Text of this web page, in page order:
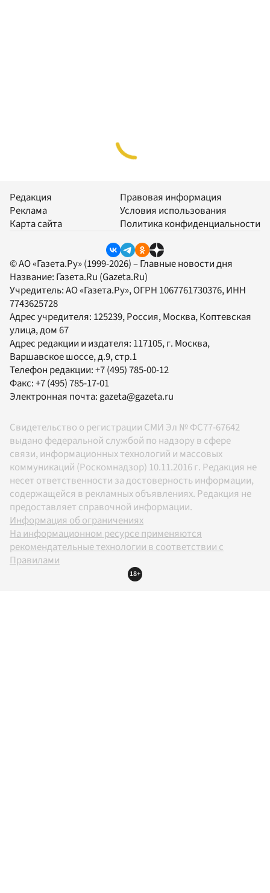
Редакция
Реклама
Карта сайта
Правовая информация
Условия использования
Политика конфиденциальности
© АО «Газета.Ру» (1999-2026) – Главные новости дня
Название: Газета.Ru (Gazeta.Ru)
Учредитель:АО «Газета.Ру», ОГРН 1067761730376, ИНН
7743625728
Адрес учредителя: 125239, Россия, Москва, Коптевская
улица, дом 67
Адрес редакции и издателя: 117105, г. Москва,
Варшавское шоссе, д.9, стр.1
Телефон редакции:+7 (495) 785-00-12
Факс:+7 (495) 785-17-01
Электронная почта:gazeta@gazeta.ru
Свидетельство о регистрации СМИ Эл № ФС77-67642
выдано федеральной службой по надзору в сфере
связи, информационных технологий и массовых
коммуникаций (Роскомнадзор) 10.11.2016 г. Редакция не
несет ответственности за достоверность информации,
содержащейся в рекламных объявлениях. Редакция не
предоставляет справочной информации.
Информация об ограничениях
На информационном ресурсе применяются
рекомендательные технологии в соответствии с
Правилами
18+